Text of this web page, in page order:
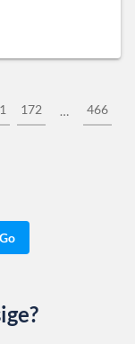
172 … 466
Go